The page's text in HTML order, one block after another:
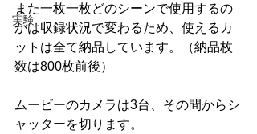
実験
また一枚一枚どのシーンで使用するの
かは収録状況で変わるため、使えるカ
ットは全て納品しています。（納品枚
数は800枚前後）
ムービーのカメラは3台、その間からシ
ャッターを切ります。